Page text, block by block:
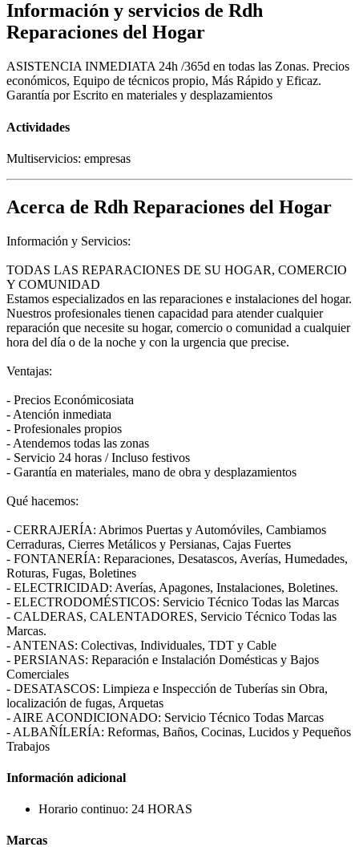
Información y servicios de Rdh
Reparaciones del Hogar
ASISTENCIA INMEDIATA 24h /365d en todas las Zonas. Precios
económicos, Equipo de técnicos propio, Más Rápido y Eficaz.
Garantía por Escrito en materiales y desplazamientos
Actividades
Multiservicios: empresas
Acerca de Rdh Reparaciones del Hogar
Información y Servicios:
TODAS LAS REPARACIONES DE SU HOGAR, COMERCIO
Y COMUNIDAD
Estamos especializados en las reparaciones e instalaciones del hogar.
Nuestros profesionales tienen capacidad para atender cualquier
reparación que necesite su hogar, comercio o comunidad a cualquier
hora del día o de la noche y con la urgencia que precise.
Ventajas:
- Precios Económicosiata
- Atención inmediata
- Profesionales propios
- Atendemos todas las zonas
- Servicio 24 horas / Incluso festivos
- Garantía en materiales, mano de obra y desplazamientos
Qué hacemos:
- CERRAJERÍA: Abrimos Puertas y Automóviles, Cambiamos
Cerraduras, Cierres Metálicos y Persianas, Cajas Fuertes
- FONTANERÍA: Reparaciones, Desatascos, Averías, Humedades,
Roturas, Fugas, Boletines
- ELECTRICIDAD: Averías, Apagones, Instalaciones, Boletines.
- ELECTRODOMÉSTICOS: Servicio Técnico Todas las Marcas
- CALDERAS, CALENTADORES, Servicio Técnico Todas las
Marcas.
- ANTENAS: Colectivas, Individuales, TDT y Cable
- PERSIANAS: Reparación e Instalación Domésticas y Bajos
Comerciales
- DESATASCOS: Limpieza e Inspección de Tuberías sin Obra,
localización de fugas, Arquetas
- AIRE ACONDICIONADO: Servicio Técnico Todas Marcas
- ALBAÑÍLERÍA: Reformas, Baños, Cocinas, Lucidos y Pequeños
Trabajos
Información adicional
Horario continuo: 24 HORAS
Marcas